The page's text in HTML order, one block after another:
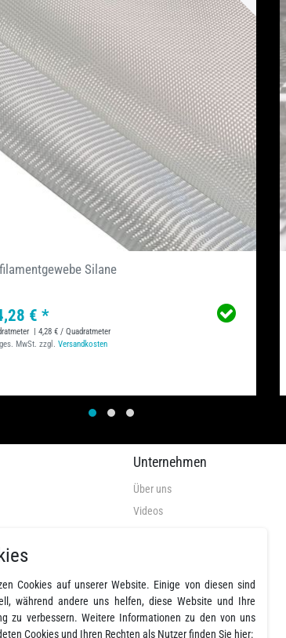
Silane
€ *
| 4,28 € / Quadratmeter
MwSt. zzgl. Versandkosten
Unternehmen
Über uns
Videos
Widerrufsrecht
Widerrufsformular
Impressum
Cookies auf unserer Website. Einige von diesen sind
während andere uns helfen, diese Website und Ihre
zu verbessern. Weitere Informationen zu den von uns
Cookies und Ihren Rechten als Nutzer finden Sie hier: